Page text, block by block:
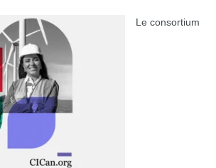
Le consortium